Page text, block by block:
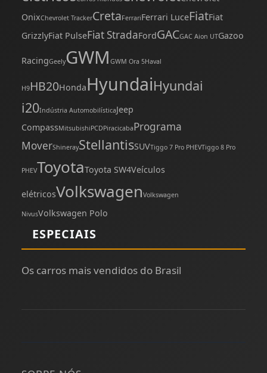
OnixChevrolet TrackerCretaFerrariFerrari LuceFiatFiat
GrizzlyFiat PulseFiat StradaFordGACGAC Aion UTGazoo
RacingGeelyGWM GWM Ora 5Haval
H9HB20HondaHyundaiHyundai
i20Indústria AutomobilísticaJeep
CompassMitsubishiPCDPiracicabaPrograma
MoverShinerayStellantisSUVTiggo 7 Pro PHEVTiggo 8 Pro
PHEVToyotaToyota SW4Veículos
elétricosVolkswagenVolkswagen
NivusVolkswagen Polo
ESPECIAIS
Os carros mais vendidos do Brasil